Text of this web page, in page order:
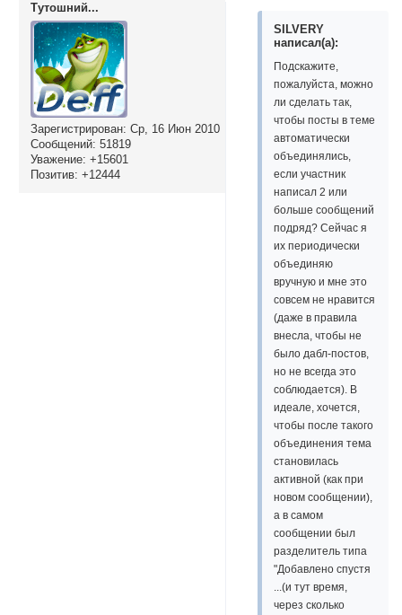
Тутошний...
Зарегистрирован: Ср, 16 Июн 2010
Сообщений: 51819
Уважение: +15601
Позитив: +12444
SILVERY
написал(а):
Подскажите,
пожалуйста, можно
ли сделать так,
чтобы посты в теме
автоматически
объединялись,
если участник
написал 2 или
больше сообщений
подряд? Сейчас я
их периодически
объединяю
вручную и мне это
совсем не нравится
(даже в правила
внесла, чтобы не
было дабл-постов,
но не всегда это
соблюдается). В
идеале, хочется,
чтобы после такого
объединения тема
становилась
активной (как при
новом сообщении),
а в самом
сообщении был
разделитель типа
"Добавлено спустя
...(и тут время,
через сколько